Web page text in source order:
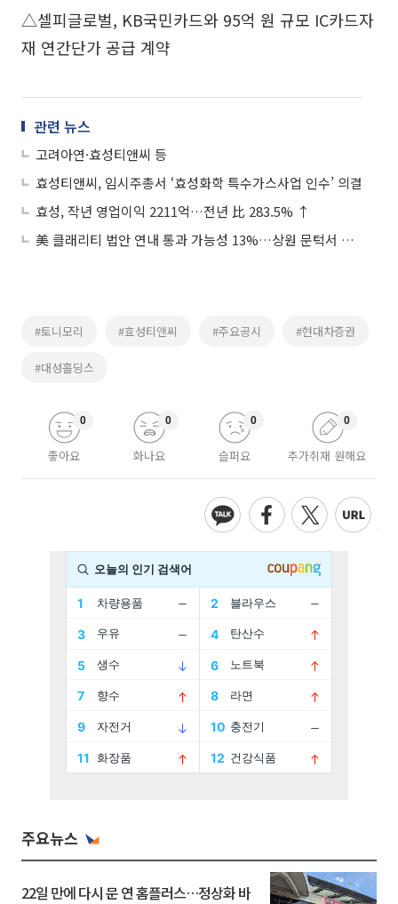
△셀피글로벌, KB국민카드와 95억 원 규모 IC카드자
재 연간단가 공급 계약
관련 뉴스
고려아연·효성티앤씨 등
효성티앤씨, 임시주총서 ‘효성화학 특수가스사업 인수’ 의결
효성, 작년 영업이익 2211억…전년 比 283.5% ↑
美 클래리티 법안 연내 통과 가능성 13%…상원 문턱서 제동
#토니모리 #효성티앤씨 #주요공시 #현대차증권
#대성홀딩스
좋아요
0
화나요
0
슬퍼요
0
추가취재 원해요
0
주요뉴스
22일 만에 다시 문 연 홈플러스…정상화 바